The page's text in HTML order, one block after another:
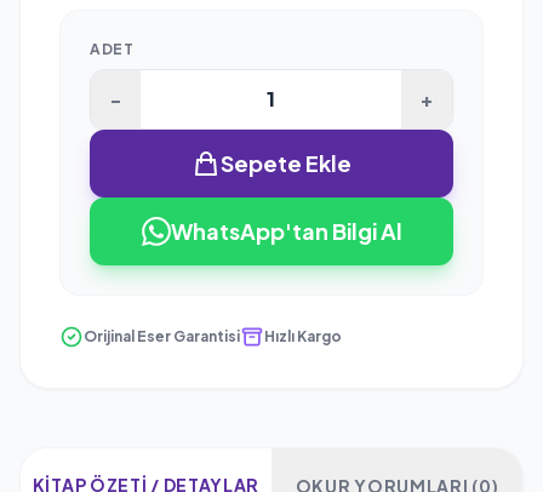
ADET
- +
Sepete Ekle
WhatsApp'tan Bilgi Al
Orijinal Eser Garantisi Hızlı Kargo
KITAP ÖZETI / DETAYLAR OKUR YORUMLARI (0)